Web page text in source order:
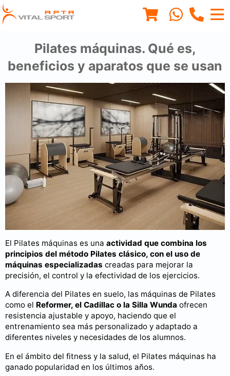
Pilates máquinas. Qué es,
beneficios y aparatos que se usan
El Pilates máquinas es una actividad que combina los
principios del método Pilates clásico, con el uso de
máquinas especializadas creadas para mejorar la
precisión, el control y la efectividad de los ejercicios.
A diferencia del Pilates en suelo, las máquinas de Pilates
como el Reformer, el Cadillac o la Silla Wunda ofrecen
resistencia ajustable y apoyo, haciendo que el
entrenamiento sea más personalizado y adaptado a
diferentes niveles y necesidades de los alumnos.
En el ámbito del fitness y la salud, el Pilates máquinas ha
ganado popularidad en los últimos años.